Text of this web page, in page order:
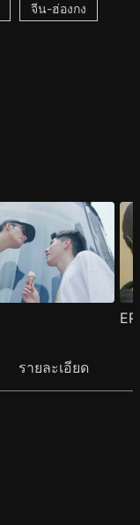
จีน-ฮ่องกง
รายละเอียด